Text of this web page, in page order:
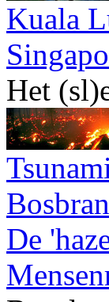
Kuala
Het
De